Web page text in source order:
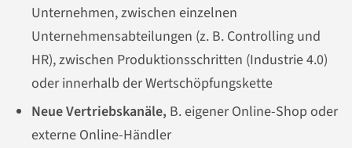
Unternehmen, zwischen einzelnen
Unternehmensabteilungen (z. B. Controlling und
HR), zwischen Produktionsschritten (Industrie 4.0)
oder innerhalb der Wertschöpfungskette
Neue Vertriebskanäle, B. eigener Online-Shop oder
externe Online-Händler